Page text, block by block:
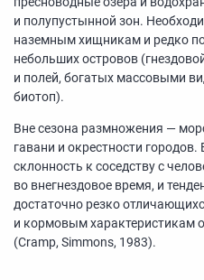
и полупустынной зон.
наземным хищникам и редко
небольших островов
и полей, богатых массовыми
биотоп).
Вне сезона размножения —
гавани и окрестности
склонность к соседству с
во внегнездовое время, и
достаточно резко
и кормовым характеристикам
(Cramp, Simmons, 1983).